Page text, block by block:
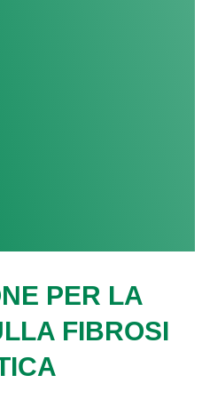
PER LA
FIBROSI